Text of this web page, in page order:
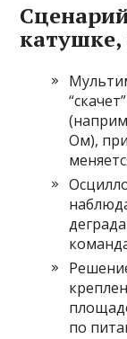
катушке,
Ом),
по